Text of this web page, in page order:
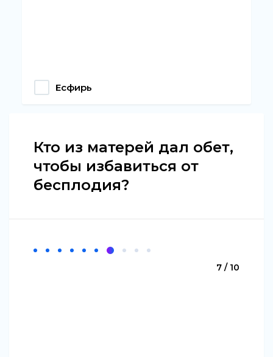
Есфирь
Кто из матерей дал обет,
чтобы избавиться от
бесплодия?
7 / 10